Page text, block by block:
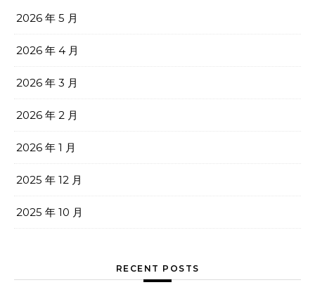
2026 年 5 月
2026 年 4 月
2026 年 3 月
2026 年 2 月
2026 年 1 月
2025 年 12 月
2025 年 10 月
RECENT POSTS